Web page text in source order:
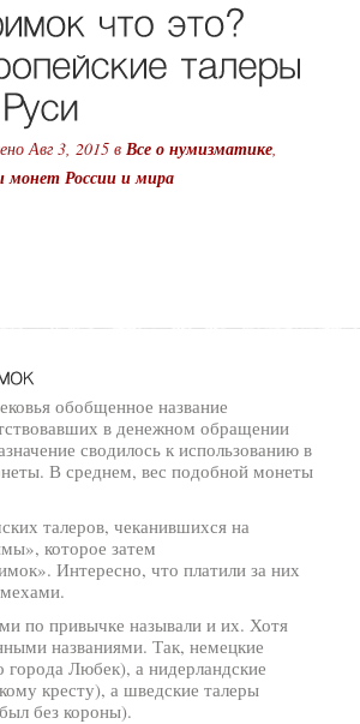
Авг 3, 2015 в Все о нумизматике,
монет России и мира
обобщенное название
в денежном обращении
сводилось к использованию в
В среднем, вес подобной монеты
талеров, чеканившихся на
которое затем
Интересно, что платили за них
по привычке называли и их. Хотя
названиями. Так, немецкие
города Любек), а нидерландские
кресту), а шведские талеры
без короны).